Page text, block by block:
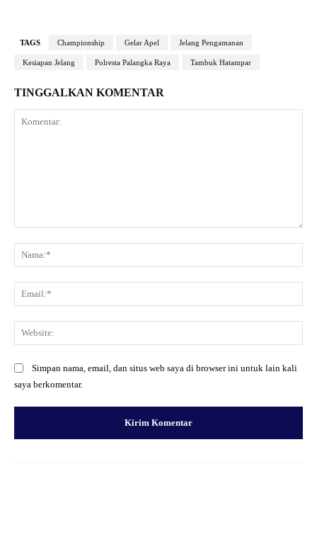
TAGS Championship Gelar Apel Jelang Pengamanan
Kesiapan Jelang Polresta Palangka Raya Tambuk Hatampar
TINGGALKAN KOMENTAR
Simpan nama, email, dan situs web saya di browser ini untuk lain kali
saya berkomentar.